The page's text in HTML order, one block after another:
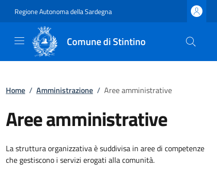
Regione Autonoma della Sardegna
Comune di Stintino
Home / Amministrazione / Aree amministrative
Aree amministrative
La struttura organizzativa è suddivisa in aree di competenze
che gestiscono i servizi erogati alla comunità.